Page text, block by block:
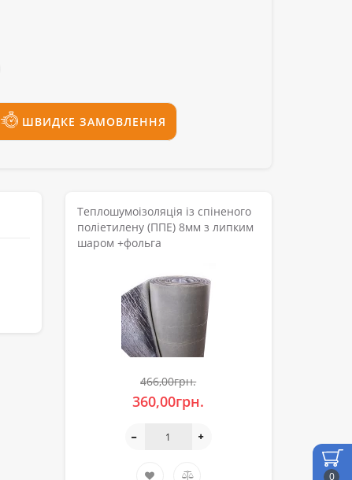
0
ШВИДКЕ ЗАМОВЛЕННЯ
Теплошумоізоляція із спіненого
поліетилену (ППЕ) 8мм з липким
шаром +фольга
466,00грн.
360,00грн.